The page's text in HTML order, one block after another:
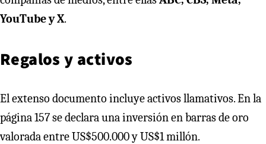
YouTube y X.
Regalos y activos
El extenso documento incluye activos llamativos. En la
página 157 se declara una inversión en barras de oro
valorada entre US$500.000 y US$1 millón.